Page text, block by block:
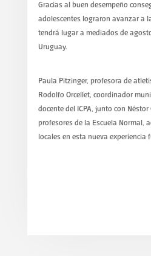
Gracias al buen desempeño
adolescentes lograron avanzar a
tendrá lugar a mediados de
Uruguay.
Paula Pitzinger, profesora de
Rodolfo Orcellet, coordinador
docente del ICPA, junto con
profesores de la Escuela Normal,
locales en esta nueva experiencia